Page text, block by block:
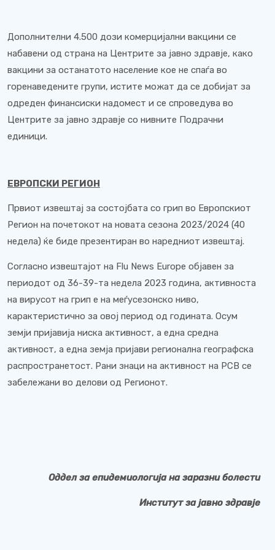
Дополнителни 4.500 дози комерцијални вакцини се
набавени од страна на Центрите за јавно здравје, како
вакцини за останатото население кое не спаѓа во
горенаведените групи, истите можат да се добијат за
одреден финансиски надомест и се спроведува во
Центрите за јавно здравје со нивните Подрачни
единици.
ЕВРОПСКИ РЕГИОН
Првиот извештај за состојбата со грип во Европскиот
Регион на почетокот на новата сезона 2023/2024 (40
недела) ќе биде презентиран во наредниот извештај.
Согласно извештајот на Flu News Europe објавен за
периодот од 36-39-та недела 2023 година, активноста
на вирусот на грип е на меѓусезонско ниво,
карактеристично за овој период од годината. Осум
земји пријавија ниска активност, а една средна
активност, а една земја пријави регионална географска
распространетост. Рани знаци на активност на РСВ се
забележани во делови од Регионот.
Оддел за епидемиологија на заразни болести
Институт за јавно здравје